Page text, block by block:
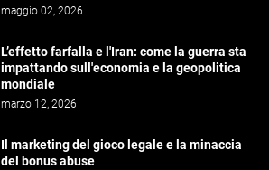
maggio 02, 2026
L’effetto farfalla e l'Iran: come la guerra sta
impattando sull'economia e la geopolitica
mondiale
marzo 12, 2026
Il marketing del gioco legale e la minaccia
del bonus abuse